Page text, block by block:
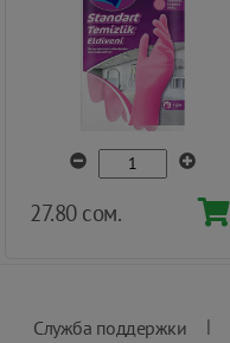
27.80 сом.
Служба поддержки |